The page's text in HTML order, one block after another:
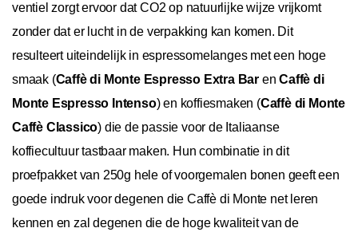
ventiel zorgt ervoor dat CO2 op natuurlijke wijze vrijkomt
zonder dat er lucht in de verpakking kan komen. Dit
resulteert uiteindelijk in espressomelanges met een hoge
smaak (Caffè di Monte Espresso Extra Bar enCaffè di
Monte Espresso Intenso) en koffiesmaken (Caffè di Monte
Caffè Classico) die de passie voor de Italiaanse
koffiecultuur tastbaar maken. Hun combinatie in dit
proefpakket van 250g hele of voorgemalen bonen geeft een
goede indruk voor degenen die Caffè di Monte net leren
kennen en zal degenen die de hoge kwaliteit van de